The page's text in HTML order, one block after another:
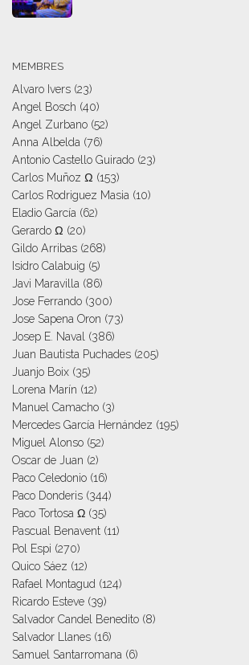
MEMBRES
Alvaro Ivers (23)
Angel Bosch (40)
Angel Zurbano (52)
Anna Albelda (76)
Antonio Castello Guirado (23)
Carlos Muñoz Ω (153)
Carlos Rodriguez Masia (10)
Eladio García (62)
Gerardo Ω (20)
Gildo Arribas (268)
Isidro Calabuig (5)
Javi Maravilla (86)
Jose Ferrando (300)
Jose Sapena Oron (73)
Josep E. Naval
(386)
Juan Bautista Puchades (205)
Juanjo Boix (35)
Lorena Marín (12)
Manuel Camacho (3)
Mercedes García Hernández (195)
Miguel Alonso (52)
Oscar de Juan (2)
Paco Celedonio (16)
Paco Donderis (344)
Paco Tortosa Ω (35)
Pascual Benavent (11)
Pol Espi (270)
Quico Sáez (12)
Rafael Montagud (124)
Ricardo Esteve (39)
Salvador Candel Benedito (8)
Salvador Llanes (16)
Samuel Santarromana (6)